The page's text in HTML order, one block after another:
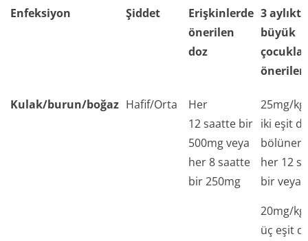
Enfeksiyon Şiddet
Erişkinlerde
önerilen
doz
3
büyük
önerilen
Kulak/burun/boğaz Hafif/Orta
Her
12 saatte bir
500mg veya
her 8 saatte
bir 250mg
25mg/
iki eşit
her 12
bir veya
20mg/
üç eşit